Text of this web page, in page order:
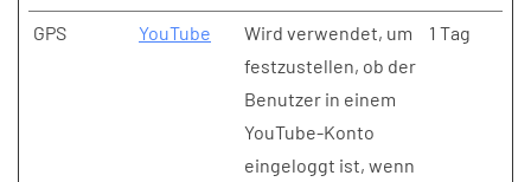
GPS
YouTube
Wird verwendet, um
festzustellen, ob der
Benutzer in einem
YouTube-Konto
eingeloggt ist, wenn
1 Tag